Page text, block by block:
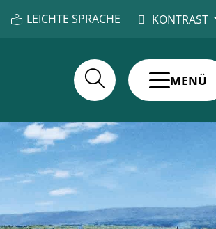
LEICHTE SPRACHE KONTRAST
MENÜ